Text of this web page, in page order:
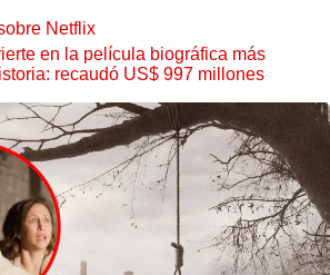
Netflix
en la película biográfica más
recaudó US$ 997 millones